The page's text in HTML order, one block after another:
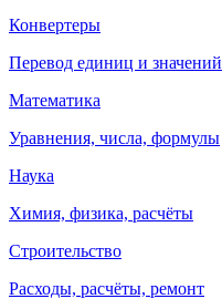
Конвертеры
Перевод единиц и значений
Математика
Уравнения, числа, формулы
Наука
Химия, физика, расчёты
Строительство
Расходы, расчёты, ремонт